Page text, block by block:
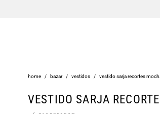
home / bazar / vestidos / vestido sarja recortes
VESTIDO SARJA